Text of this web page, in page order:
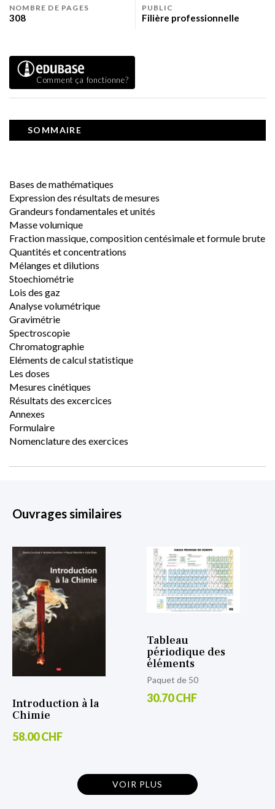
NOMBRE DE PAGES
308
PUBLIC
Filière professionnelle
Comment ça fonctionne?
SOMMAIRE
Bases de mathématiques
Expression des résultats de mesures
Grandeurs fondamentales et unités
Masse volumique
Fraction massique, composition centésimale et formule brute
Quantités et concentrations
Mélanges et dilutions
Stoechiométrie
Lois des gaz
Analyse volumétrique
Gravimétrie
Spectroscopie
Chromatographie
Eléments de calcul statistique
Les doses
Mesures cinétiques
Résultats des excercices
Annexes
Formulaire
Nomenclature des exercices
Ouvrages similaires
Introduction à la
Chimie
58.00 CHF
Tableau
périodique des
éléments
Paquet de 50
30.70 CHF
VOIR PLUS